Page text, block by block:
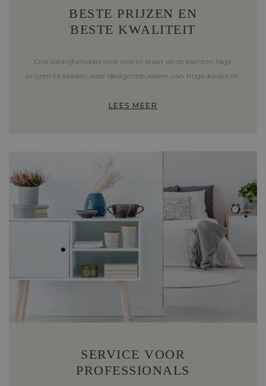
BESTE PRIJZEN EN
BESTE KWALITEIT
Ons bedrijfsmodel stelt ons in staat onze klanten lage
prijzen te bieden voor designmeubelen van hoge kwaliteit.
LEES MEER
SERVICE VOOR
PROFESSIONALS